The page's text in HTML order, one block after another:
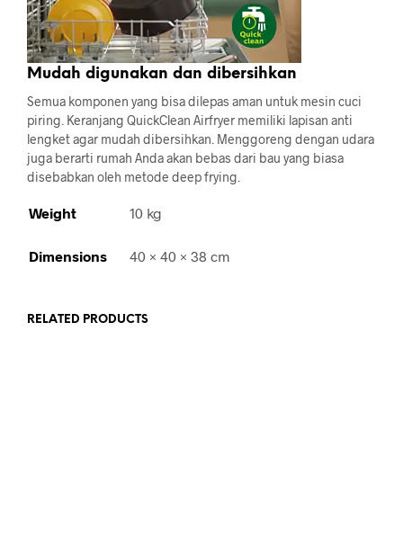
Mudah digunakan dan dibersihkan
Semua komponen yang bisa dilepas aman untuk mesin cuci
piring. Keranjang QuickClean Airfryer memiliki lapisan anti
lengket agar mudah dibersihkan. Menggoreng dengan udara
juga berarti rumah Anda akan bebas dari bau yang biasa
disebabkan oleh metode deep frying.
Weight 10 kg
Dimensions 40 × 40 × 38 cm
RELATED PRODUCTS